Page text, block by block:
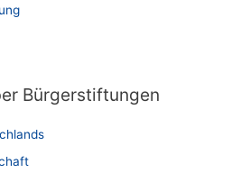
Bürgerstiftungen